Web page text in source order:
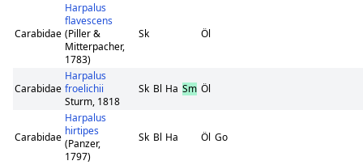
Carabidae
Harpalus
flavescens
(Piller &
Mitterpacher,
1783)
Sk Öl
Carabidae
Harpalus
froelichii
Sturm, 1818
Sk Bl Ha Sm Öl
Carabidae
Harpalus
hirtipes
(Panzer,
1797)
Sk Bl Ha Öl Go